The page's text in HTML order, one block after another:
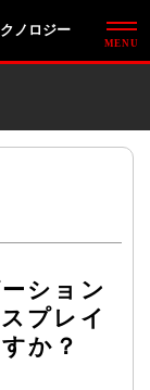
ノロジー
ション
プレイ
か？